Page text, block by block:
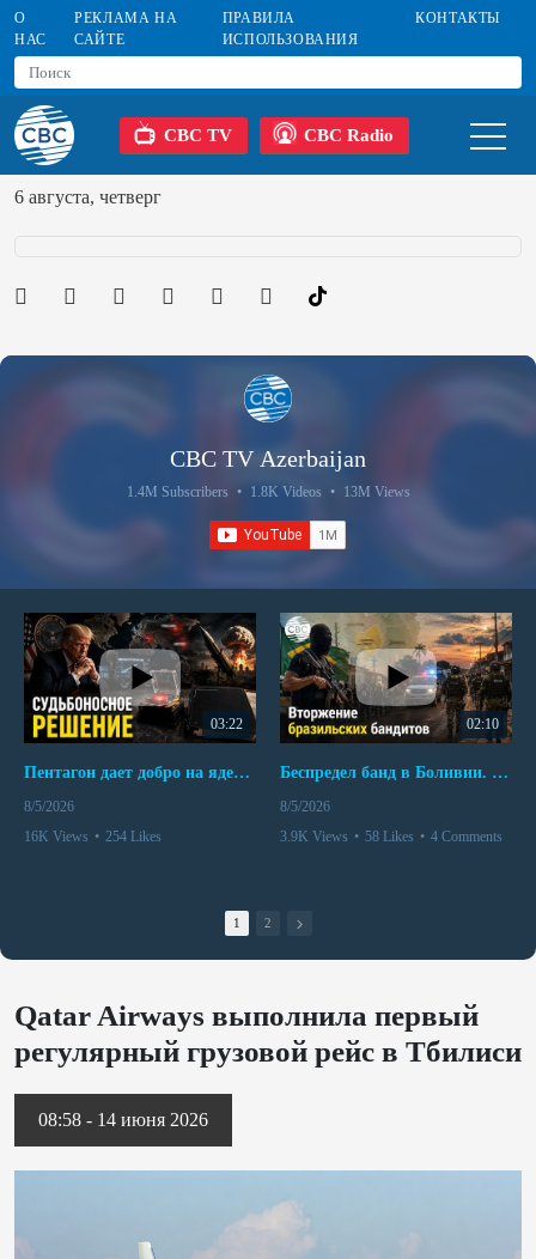
О
НАС
РЕКЛАМА НА
САЙТЕ
ПРАВИЛА
ИСПОЛЬЗОВАНИЯ
КОНТАКТЫ
CBC TV CBC Radio
6 августа, четверг
CBC TV Azerbaijan
1.4M Subscribers • 1.8K Videos • 13M Views
03:22
Пентагон дает добро на ядерный удар по противникам США
8/5/2026
16K Views • 254 Likes
02:10
Беспредел банд в Боливии. Расправы над наркоторговцами
8/5/2026
3.9K Views • 58 Likes • 4 Comments
1 2
Qatar Airways выполнила первый
регулярный грузовой рейс в Тбилиси
08:58 - 14 июня 2026